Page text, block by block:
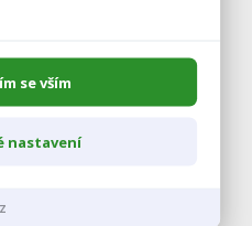
a zde se velmi
pro dojnice je
a suchostojné
dávky a to
se vším
nastavení